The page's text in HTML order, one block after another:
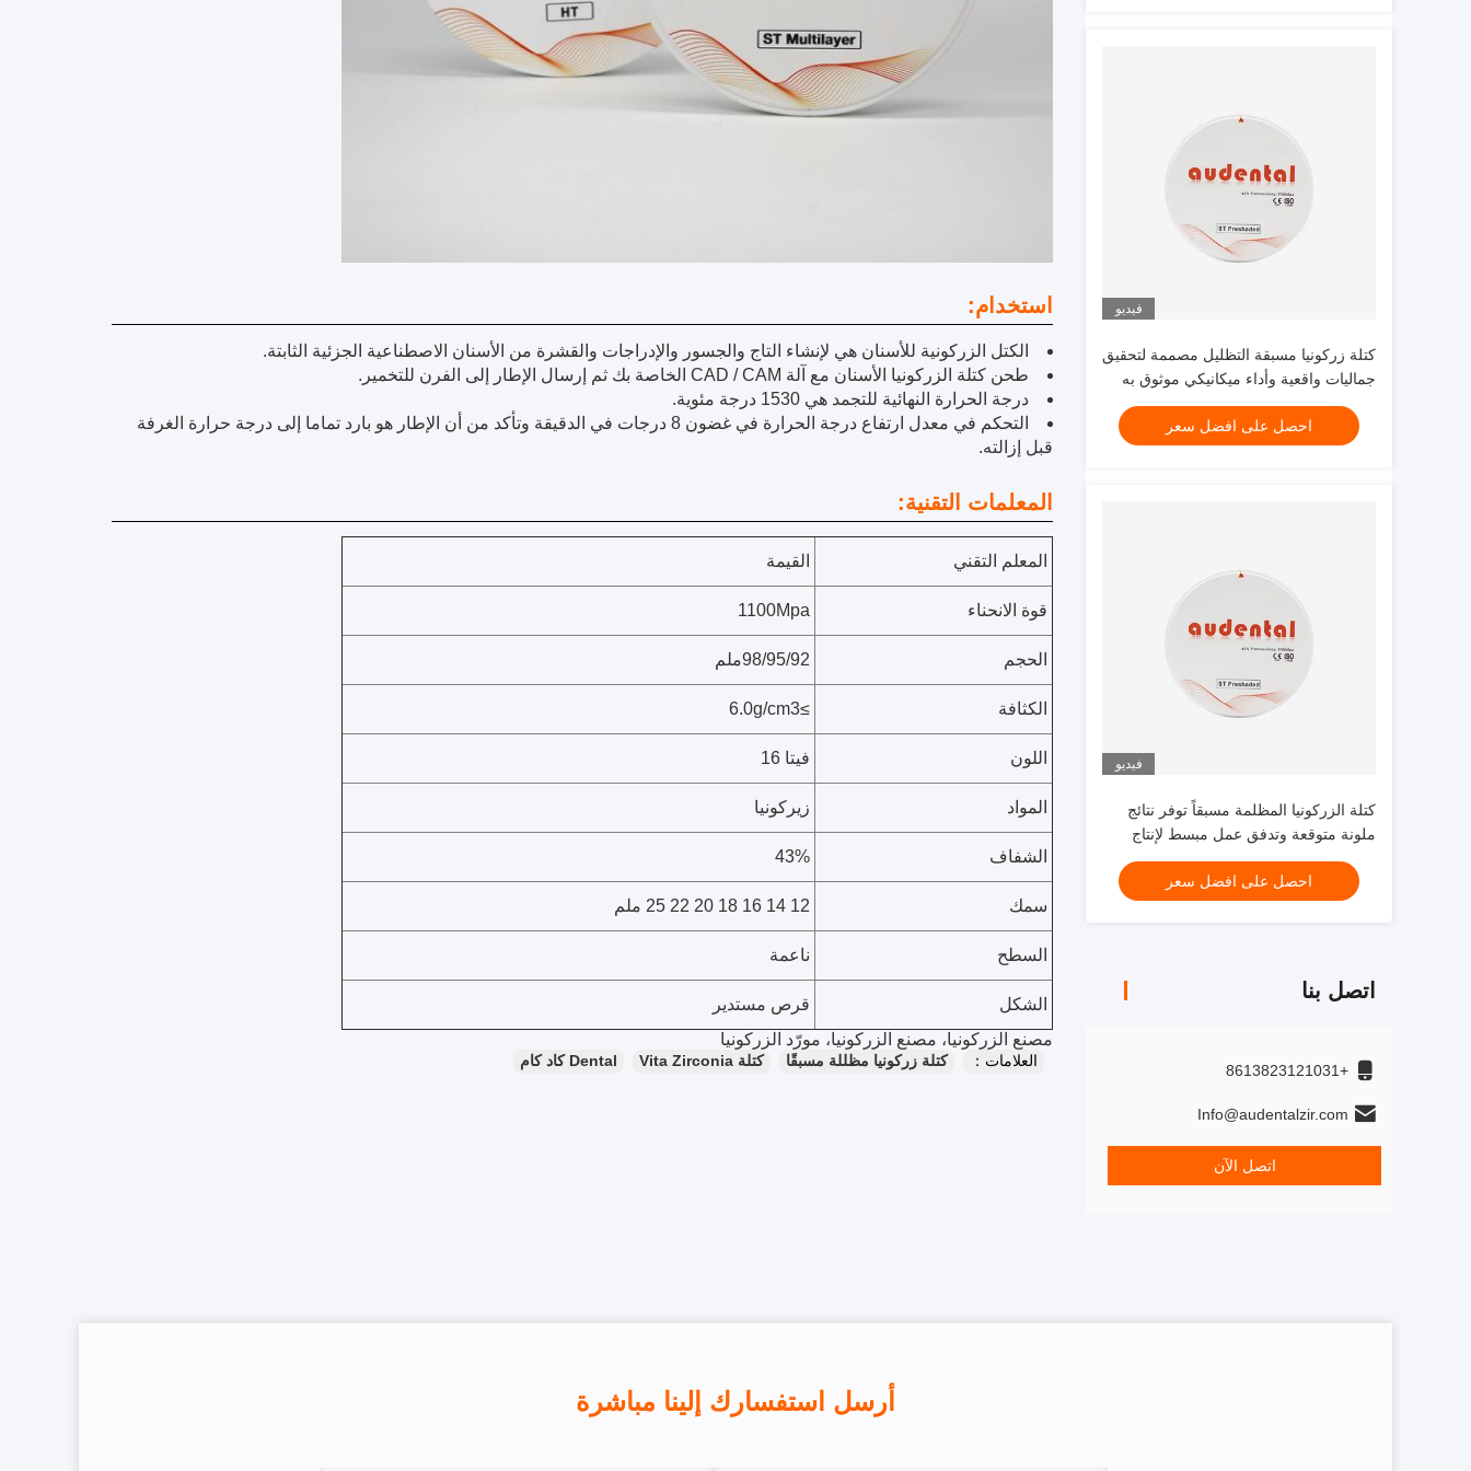
فيديو
كتلة زركونيا مسبقة التظليل مصممة لتحقيق
جماليات واقعية وأداء ميكانيكي موثوق به
في ترميمات الأسنان
احصل على افضل سعر
فيديو
كتلة الزركونيا المظلمة مسبقاً توفر نتائج
ملونة متوقعة وتدفق عمل مبسط لإنتاج
استعادة الأسنان
احصل على افضل سعر
اتصل بنا
+8613823121031
Info@audentalzir.com
اتصل الآن
استخدام:
الكتل الزركونية للأسنان هي لإنشاء التاج والجسور والإدراجات والقشرة من الأسنان الاصطناعية الجزئية الثابتة.
طحن كتلة الزركونيا الأسنان مع آلة CAD / CAM الخاصة بك ثم إرسال الإطار إلى الفرن للتخمير.
درجة الحرارة النهائية للتجمد هي 1530 درجة مئوية.
التحكم في معدل ارتفاع درجة الحرارة في غضون 8 درجات في الدقيقة وتأكد من أن الإطار هو بارد تماما إلى درجة حرارة الغرفة
قبل إزالته.
المعلمات التقنية:
المعلم التقني القيمة
قوة الانحناء 1100Mpa
الحجم 98/95/92ملم
الكثافة ≥6.0g/cm3
اللون فيتا 16
المواد زيركونيا
الشفاف 43%
سمك 12 14 16 18 20 22 25 ملم
السطح ناعمة
الشكل
قرص مستدير
مصنع الزركونيا، مصنع الزركونيا، مورّد الزركونيا
العلامات： كتلة زركونيا مظللة مسبقًا كتلة Vita Zirconia Dental كاد كام
أرسل استفسارك إلينا مباشرة